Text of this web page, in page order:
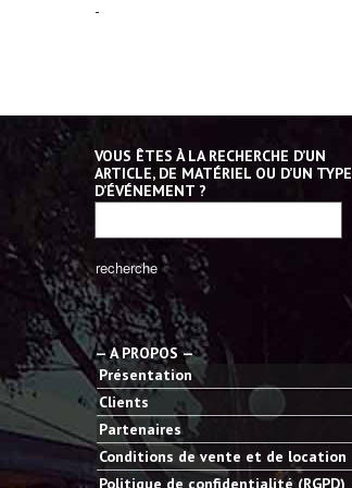
-
VOUS ÊTES À LA RECHERCHE D’UN
ARTICLE, DE MATÉRIEL OU D’UN TYPE
D’ÉVÉNEMENT ?
— A PROPOS —
Présentation
Clients
Partenaires
Conditions de vente et de location
Politique de confidentialité (RGPD)